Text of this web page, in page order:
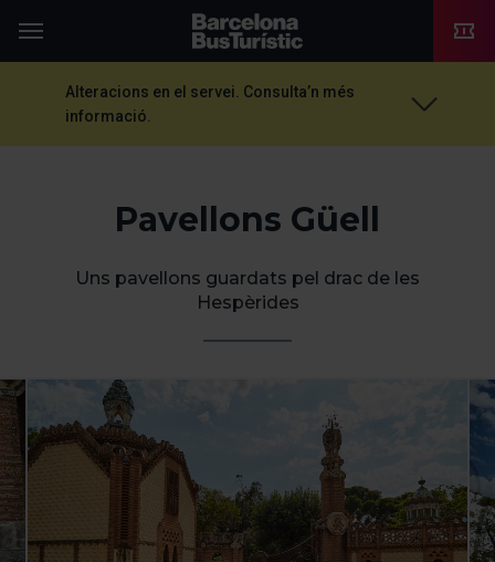
TMB-OCI
Alteracions en el servei. Consulta’n més
informació.
Pavellons Güell
Uns pavellons guardats pel drac de les
Hespèrides